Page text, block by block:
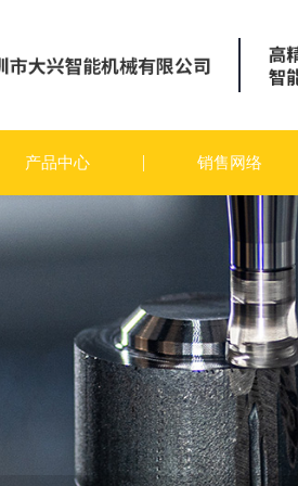
产品中心 销售网络